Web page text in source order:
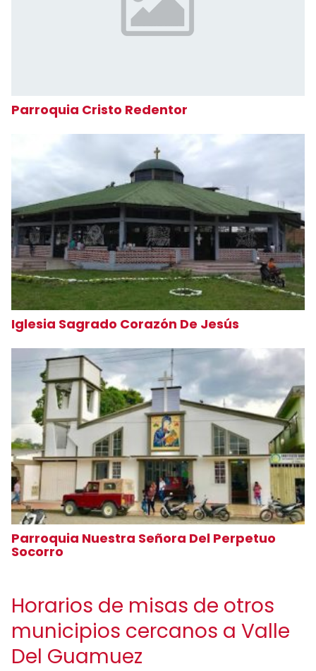
Parroquia Cristo Redentor
Iglesia Sagrado Corazón De Jesús
Parroquia Nuestra Señora Del Perpetuo
Socorro
Horarios de misas de otros
municipios cercanos a Valle
Del Guamuez